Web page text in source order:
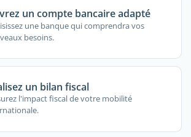
un compte bancaire adapté
une banque qui comprendra vos
besoins.
un bilan fiscal
l'impact fiscal de votre mobilité